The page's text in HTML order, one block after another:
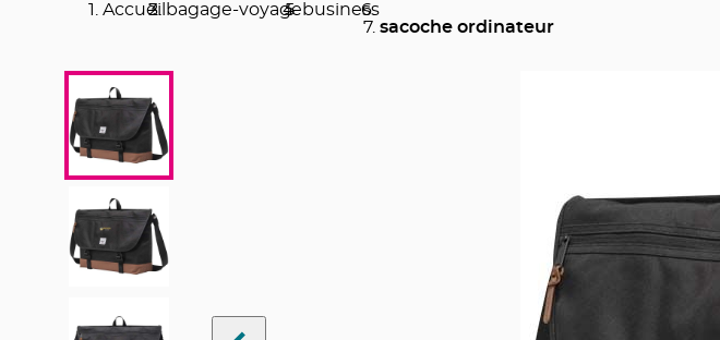
Accueil bagage-voyagebusiness
sacoche ordinateur